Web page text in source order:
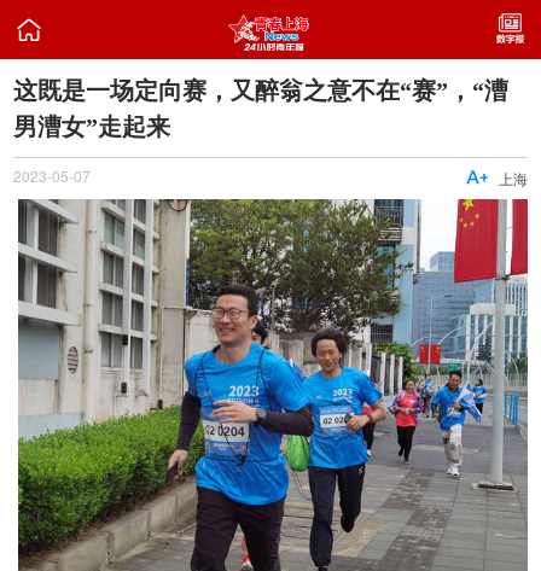

这既是一场定向赛，又醉翁之意不在“赛”，“漕
男漕女”走起来
2023-05-07 上海
